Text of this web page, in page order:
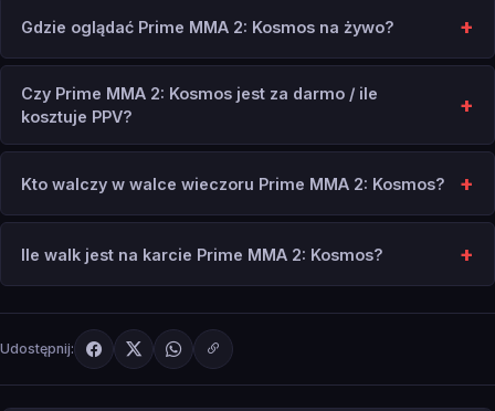
Gdzie oglądać Prime MMA 2: Kosmos na żywo?
Czy Prime MMA 2: Kosmos jest za darmo / ile
kosztuje PPV?
Kto walczy w walce wieczoru Prime MMA 2: Kosmos?
Ile walk jest na karcie Prime MMA 2: Kosmos?
Udostępnij: